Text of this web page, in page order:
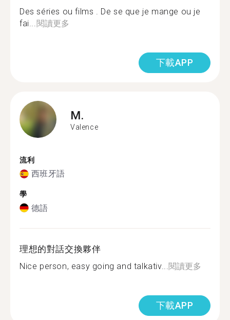
Des séries ou films . De se que je mange ou je
fai... 閱讀更多
下載APP
M.
Valence
流利
西班牙語
學
德語
理想的對話交換夥伴
Nice person, easy going and talkativ... 閱讀更多
下載APP